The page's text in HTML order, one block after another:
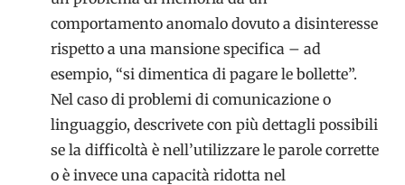
comportamento anomalo dovuto a disinteresse
rispetto a una mansione specifica – ad
esempio, “si dimentica di pagare le bollette”.
Nel caso di problemi di comunicazione o
linguaggio, descrivete con più dettagli possibili
se la difficoltà è nell’utilizzare le parole corrette
o è invece una capacità ridotta nel